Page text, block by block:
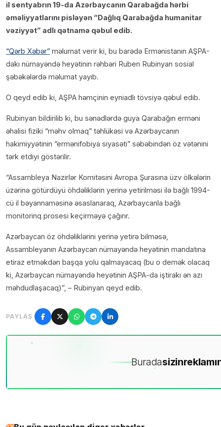
il sentyabrın 19-da Azərbaycanın Qarabağda hərbi
əməliyyatlarını pisləyən “Dağlıq Qarabağda humanitar
vəziyyət” adlı qətnamə qəbul edib.
“Qərb Xəbər” məlumat verir ki, bu barədə Ermənistanın AŞPA-
dakı nümayəndə heyətinin rəhbəri Ruben Rubinyan sosial
şəbəkələrdə məlumat yayıb.
O qeyd edib ki, AŞPA həmçinin eyniadlı tövsiyə qəbul edib.
Rubinyan bildirilib ki, bu sənədlərdə guya Qarabağın erməni
əhalisi fiziki “məhv olmaq” təhlükəsi və Azərbaycanın
hakimiyyətinin “ermənifobiya siyasəti” səbəbindən öz vətənini
tərk etdiyi göstərilir.
“Assambleya Nazirlər Komitəsini Avropa Şurasına üzv ölkələrin
üzərinə götürdüyü öhdəliklərin yerinə yetirilməsi ilə bağlı 1994-
cü il bəyannaməsinə əsaslanaraq, Azərbaycanla bağlı
monitorinq prosesi keçirməyə çağırır.
Azərbaycan öz öhdəliklərini yerinə yetirə bilməsə,
Assambleyanın Azərbaycan nümayəndə heyətinin mandatına
etiraz etməkdən başqa yolu qalmayacaq (bu o demək olacaq
ki, Azərbaycan nümayəndə heyətinin AŞPA-da iştirakı ən azı
məhdudlaşacaq)”, – Rubinyan qeyd edib.
PAYLAŞ
Buradasizin